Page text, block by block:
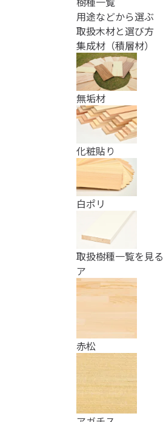
用途などから選ぶ
取扱木材と選び方
集成材（積層材）
無垢材
化粧貼り
白ポリ
取扱樹種一覧を見る
ア
赤松